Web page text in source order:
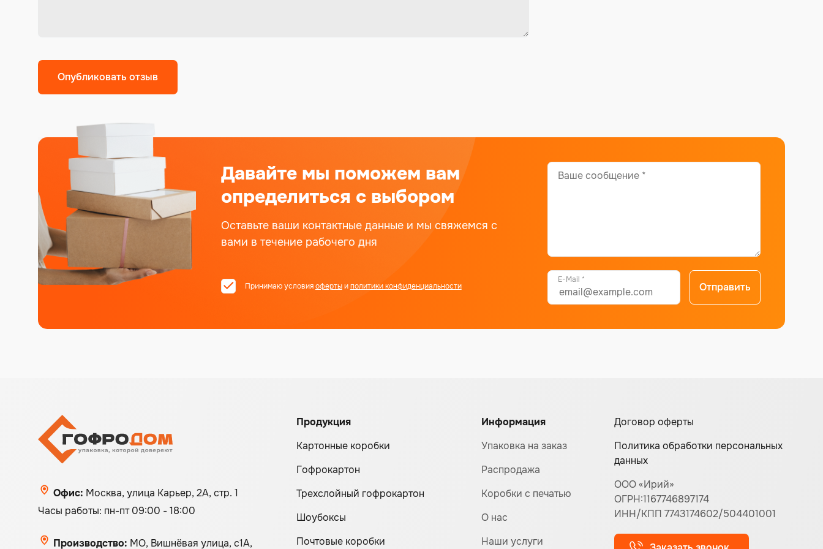
Давайте мы поможем вам
определиться с выбором
Оставьте ваши контактные данные и мы свяжемся с
вами в течение рабочего дня
Принимаю условияофертыиполитики конфиденциальности
E-Mail *
Отправить
Офис: Москва, улица Карьер, 2А, стр. 1
Часы работы: пн-пт 09:00 - 18:00
Производство: МО, Вишнёвая улица, с1А,
Продукция
Картонные коробки
Гофрокартон
Трехслойный гофрокартон
Шоубоксы
Почтовые коробки
Информация
Упаковка на заказ
Распродажа
Коробки с печатью
О нас
Наши услуги
Договор оферты
Политика обработки персональных
данных
ООО «Ирий»
ОГРН:1167746897174
ИНН/КПП 7743174602/504401001